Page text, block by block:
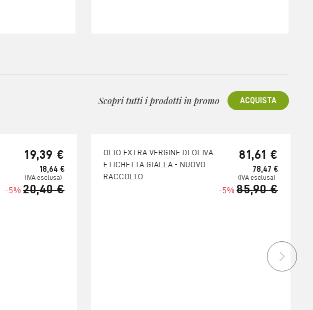
Scopri tutti i prodotti in promo ACQUISTA
-5% 20,40 €
19,39 €
18,64 €
OLIO EXTRA VERGINE DI OLIVA
ETICHETTA GIALLA - NUOVO
RACCOLTO
-5% 85,90 €
81,61 €
78,47 €